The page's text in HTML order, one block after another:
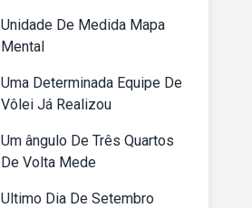
Unidade De Medida Mapa
Mental
Uma Determinada Equipe De
Vôlei Já Realizou
Um ângulo De Três Quartos
De Volta Mede
Ultimo Dia De Setembro